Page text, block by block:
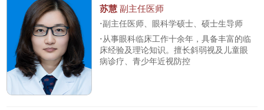
苏慧 副主任医师
·副主任医师、眼科学硕士、硕士生导师
·从事眼科临床工作十余年，具备丰富的临
床经验及理论知识。擅长斜弱视及儿童眼
病诊疗、青少年近视防控